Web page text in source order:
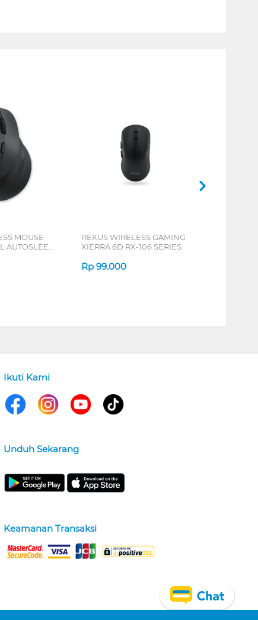
MOUSE
AUTOSLEEP
REXUS WIRELESS GAMING
XIERRA 6D RX-106 SERIES
Rp 99.000
Ikuti Kami
Unduh Sekarang
Keamanan Transaksi